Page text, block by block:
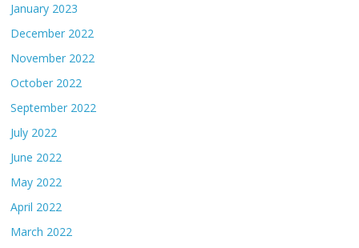
January 2023
December 2022
November 2022
October 2022
September 2022
July 2022
June 2022
May 2022
April 2022
March 2022